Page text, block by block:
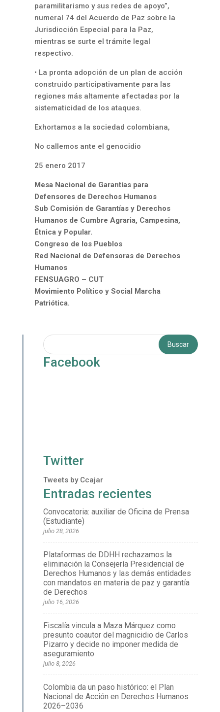
paramilitarismo y sus redes de apoyo”,
numeral 74 del Acuerdo de Paz sobre la
Jurisdicción Especial para la Paz,
mientras se surte el trámite legal
respectivo.
• La pronta adopción de un plan de acción
construido participativamente para las
regiones más altamente afectadas por la
sistematicidad de los ataques.
Exhortamos a la sociedad colombiana,
No callemos ante el genocidio
25 enero 2017
Mesa Nacional de Garantías para
Defensores de Derechos Humanos
Sub Comisión de Garantías y Derechos
Humanos de Cumbre Agraria, Campesina,
Étnica y Popular.
Congreso de los Pueblos
Red Nacional de Defensoras de Derechos
Humanos
FENSUAGRO – CUT
Movimiento Político y Social Marcha
Patriótica.
Facebook
Twitter
Tweets by Ccajar
Entradas recientes
Convocatoria: auxiliar de Oficina de Prensa
(Estudiante)
julio 28, 2026
Plataformas de DDHH rechazamos la
eliminación la Consejería Presidencial de
Derechos Humanos y las demás entidades
con mandatos en materia de paz y garantía
de Derechos
julio 16, 2026
Fiscalía vincula a Maza Márquez como
presunto coautor del magnicidio de Carlos
Pizarro y decide no imponer medida de
aseguramiento
julio 8, 2026
Colombia da un paso histórico: el Plan
Nacional de Acción en Derechos Humanos
2026–2036